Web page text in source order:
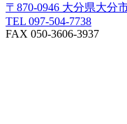
〒870-0946 大分県大分
TEL 097-504-7738
FAX 050-3606-3937